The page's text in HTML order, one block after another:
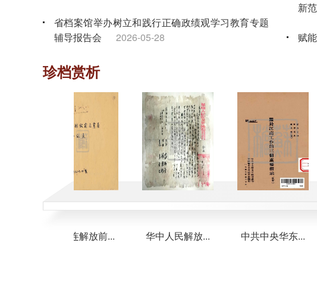
省档案馆举办树立和践行正确政绩观学习教育专题
辅导报告会
2026-05-28
省档案馆组织离退休干部党员开展“奋进‘十五五’，
银发谱新篇”主题党日活动
省档案馆组织树立和践行正确政绩观学习教育专题
读书班暨理论学习中心组专题学习会
2026-04-02
新
赋
江
省
用”
珍档赏析
新海连解放前... 华中人民解放... 中共中央华东...